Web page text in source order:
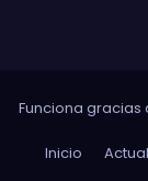
Funciona gracias
Inicio